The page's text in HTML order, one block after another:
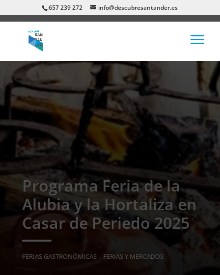
657 239 272 info@descubresantander.es
Programa Feria de la
Alubia y la Hortaliza en
Casar de Periedo 2025
FERIAS GASTRONÓMICAS| FERIAS Y MERCADOS